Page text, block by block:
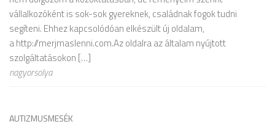
vállalkozóként is sok-sok gyereknek, családnak fogok tudni
segíteni. Ehhez kapcsolódóan elkészült új oldalam,
a http://merjmaslenni.com.Az oldalra az általam nyújtott
szolgáltatásokon […]
nagyorsolya
AUTIZMUSMESÉK